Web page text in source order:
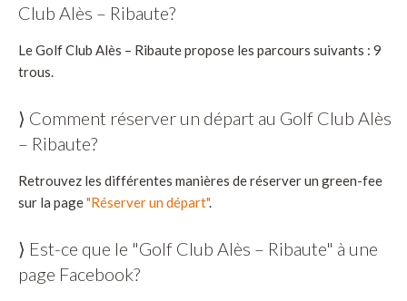
Club Alès – Ribaute?
Le Golf Club Alès – Ribaute propose les parcours suivants : 9
trous.
⟩ Comment réserver un départ au Golf Club Alès
– Ribaute?
Retrouvez les différentes manières de réserver un green-fee
sur la page"Réserver un départ".
⟩ Est-ce que le "Golf Club Alès – Ribaute" à une
page Facebook?